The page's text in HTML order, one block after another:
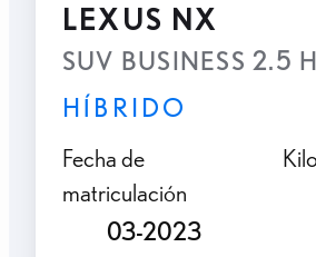
LEXUS NX
SUV BUSINESS 2.5
HÍBRIDO
Fecha de
matriculación
03-2023